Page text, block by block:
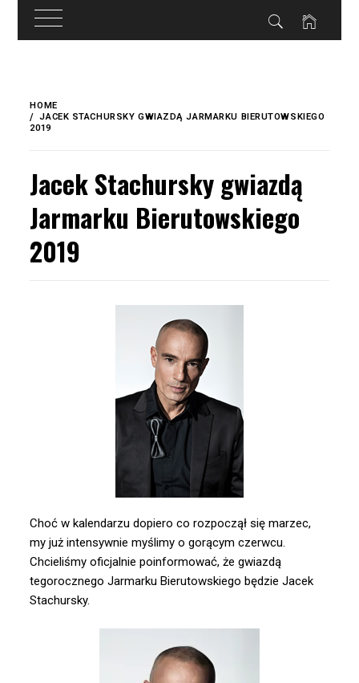
treści
content
HOME
JACEK STACHURSKY GWIAZDĄ JARMARKU BIERUTOWSKIEGO
2019
Jacek Stachursky gwiazdą
Jarmarku Bierutowskiego
2019
Choć w kalendarzu dopiero co rozpoczął się marzec,
my już intensywnie myślimy o gorącym czerwcu.
Chcieliśmy oficjalnie poinformować, że gwiazdą
tegorocznego Jarmarku Bierutowskiego będzieJacek
Stachursky.